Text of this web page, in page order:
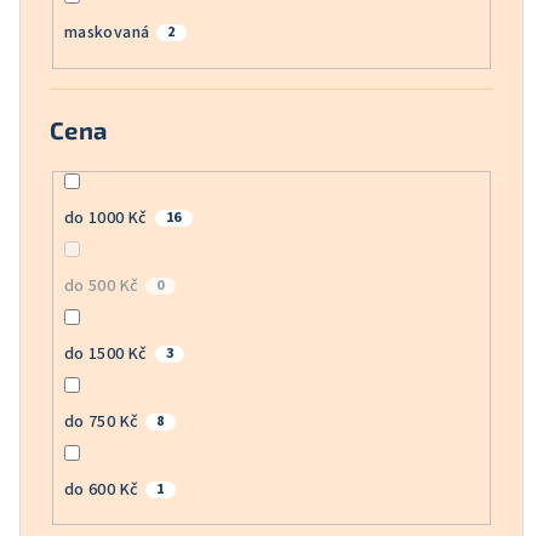
maskovaná 2
Cena
do 1000 Kč 16
do 500 Kč 0
do 1500 Kč 3
do 750 Kč 8
do 600 Kč 1